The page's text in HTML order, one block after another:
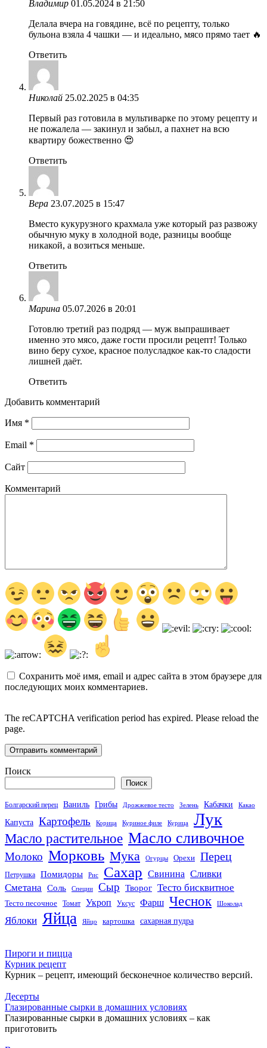
Владимир 01.05.2024 в 21:50
Делала вчера на говядине, всё по рецепту, только
бульона взяла 4 чашки — и идеально, мясо прямо тает 🔥
Ответить
Николай 25.02.2025 в 04:35
Первый раз готовила в мультиварке по этому рецепту и
не пожалела — закинул и забыл, а пахнет на всю
квартиру божественно 😍
Ответить
Вера 23.07.2025 в 15:47
Вместо кукурузного крахмала уже который раз развожу
обычную муку в холодной воде, разницы вообще
никакой, а возиться меньше.
Ответить
Марина 05.07.2026 в 20:01
Готовлю третий раз подряд — муж выпрашивает
именно это мясо, даже гости просили рецепт! Только
вино беру сухое, красное полусладкое как-то сладости
лишней даёт.
Ответить
Добавить комментарий
Имя *
Email *
Сайт
Комментарий
Сохранить моё имя, email и адрес сайта в этом браузере для
последующих моих комментариев.
The reCAPTCHA verification period has expired. Please reload the
page.
Поиск
Поиск
Болгарский перец Ваниль Грибы Дрожжевое тесто Зелень Кабачки Какао
Капуста Картофель Корица Куриное филе Курица Лук
Масло растительное Масло сливочное
Молоко Морковь Мука Огурцы Орехи Перец
Петрушка Помидоры Рис Сахар Свинина Сливки
Сметана
Соль Специи Сыр Творог Тесто бисквитное
Тесто песочное Томат Укроп Уксус Фарш Чеснок Шоколад
Яблоки Яйца Яйцо картошка сахарная пудра
Пироги и пицца
Курник рецепт
Курник – рецепт, имеющий бесконечное количество версий.
Десерты
Глазированные сырки в домашних условиях
Глазированные сырки в домашних условиях – как
приготовить